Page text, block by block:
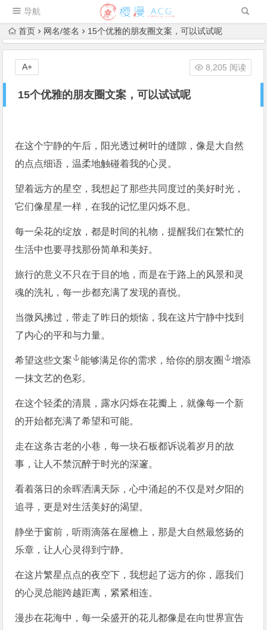
导航
首页 网名/签名 15个优雅的朋友圈文案，可以试试呢
15个优雅的朋友圈文案，可以试试呢
8,205 阅读
A+
在这个宁静的午后，阳光透过树叶的缝隙，像是大自然
的点点细语，温柔地触碰着我的心灵。
望着远方的星空，我想起了那些共同度过的美好时光，
它们像星星一样，在我的记忆里闪烁不息。
每一朵花的绽放，都是时间的礼物，提醒我们在繁忙的
生活中也要寻找那份简单和美好。
旅行的意义不只在于目的地，而是在于路上的风景和灵
魂的洗礼，每一步都充满了发现的喜悦。
当微风拂过，带走了昨日的烦恼，我在这片宁静中找到
了内心的平和与力量。
希望这些文案 能够满足你的需求，给你的朋友圈
增添
一抹文艺的色彩。
在这个轻柔的清晨，露水闪烁在花瓣上，就像每一个新
的开始都充满了希望和可能。
走在这条古老的小巷，每一块石板都诉说着岁月的故
事，让人不禁沉醉于时光的深邃。
看着落日的余晖洒满天际，心中涌起的不仅是对夕阳的
追寻，更是对生活美好的渴望。
静坐于窗前，听雨滴落在屋檐上，那是大自然最悠扬的
乐章，让人心灵得到宁静。
在这片繁星点点的夜空下，我想起了远方的你，愿我们
的心灵总能跨越距离，紧紧相连。
漫步在花海中，每一朵盛开的花儿都像是在向世界宣告